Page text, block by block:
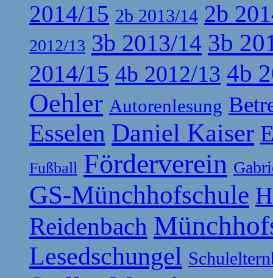
2014/15 2b 2013/14 2b
2012/13 3b 2013/14 3b
2014/15 4b 2012/13 4b
Oehler Autorenlesung
Esselen Daniel Kaiser
Fußball Förderverein
GS-Münchhofschule
Reidenbach
Lesedschungel